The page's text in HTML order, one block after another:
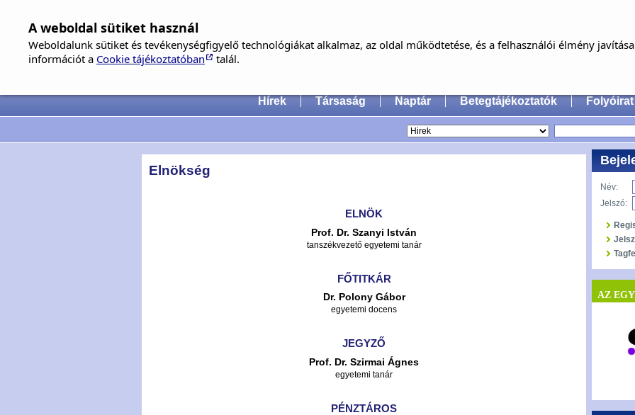
NYAKSEBÉSZ ORVOSOK EGYESÜLETE
Hírek Társaság Naptár Betegtájékoztatók Folyóirat
Elnökség
ELNÖK
Prof. Dr. Szanyi István
tanszékvezető egyetemi tanár
FŐTITKÁR
Dr. Polony Gábor
egyetemi docens
JEGYZŐ
Prof. Dr. Szirmai Ágnes
egyetemi tanár
PÉNZTÁROS
Név:
Jelszó:
AZ
A weboldal sütiket használ
Weboldalunk sütiket és tevékenységfigyelő technológiákat alkalmaz, az oldal működtetése, és a felhasználói élmény
információt a Cookie tájékoztatóban talál.